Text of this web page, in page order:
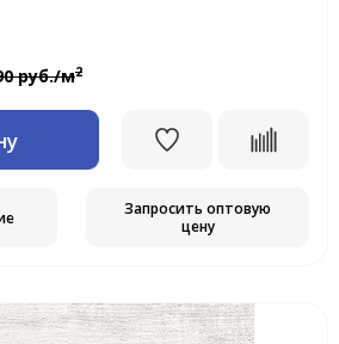
руб./м2
Запросить оптовую
цену